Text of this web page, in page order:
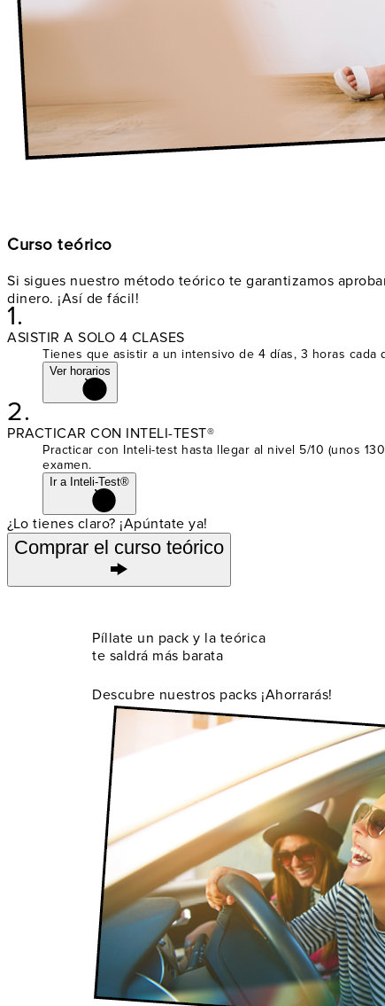
Curso teórico
Si sigues nuestro método teórico te garantizamos
dinero. ¡Así de fácil!
1.
ASISTIR A SOLO 4 CLASES
Tienes que asistir a un intensivo de 4 días, 3 horas
Ver horarios
2.
PRACTICAR CON INTELI-TEST®
Practicar con Inteli-test hasta llegar al nivel 5/10 (unos
examen.
Ir a Inteli-Test®
¿Lo tienes claro? ¡Apúntate ya!
Comprar el curso teórico
Píllate un pack y la teórica
te saldrá más barata
Descubre nuestros packs ¡Ahorrarás!